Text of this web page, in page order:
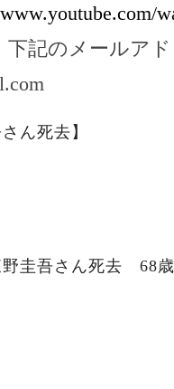
下記のメールア
ん死去】
野圭吾さん死去